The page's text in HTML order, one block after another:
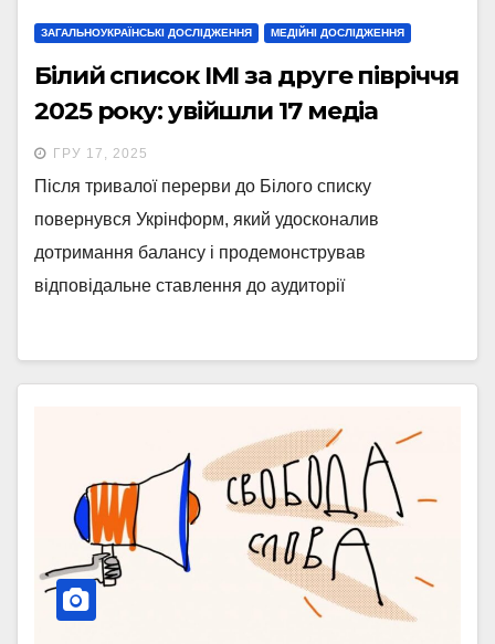
ЗАГАЛЬНОУКРАЇНСЬКІ ДОСЛІДЖЕННЯ МЕДІЙНІ ДОСЛІДЖЕННЯ
Білий список ІМІ за друге півріччя
2025 року: увійшли 17 медіа
ГРУ 17, 2025
Після тривалої перерви до Білого списку
повернувся Укрінформ, який удосконалив
дотримання балансу і продемонстрував
відповідальне ставлення до аудиторії